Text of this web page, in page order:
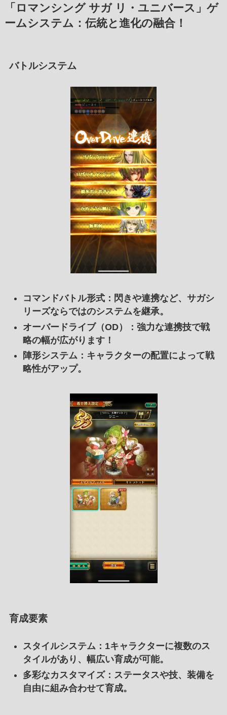
「ロマンシング サガ リ・ユニバース」ゲ
ームシステム：伝統と進化の融合！
バトルシステム
コマンドバトル形式：閃きや連携など、サガシ
リーズならではのシステムを継承。
オーバードライブ（OD）
：強力な連携技で戦
略の幅が広がります！
陣形システム：キャラクターの配置によって戦
略性がアップ。
育成要素
スタイルシステム：1キャラクターに複数のス
タイルがあり、幅広い育成が可能。
多彩なカスタマイズ：ステータスや技、装備を
自由に組み合わせて育成。